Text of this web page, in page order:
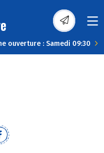
ouverture : Samedi 09:30